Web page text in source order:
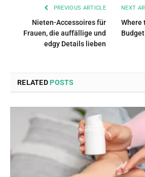
PREVIOUS ARTICLE
Nieten-Accessoires für
Frauen, die auffällige und
edgy Details lieben
NEXT
Where
RELATEDPOSTS